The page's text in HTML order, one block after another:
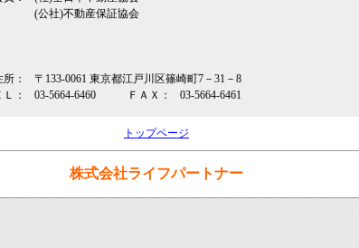
(公社)不動産保証協会
所：
〒133-0061 東京都江戸川区篠崎町7－31－8
Ｌ：
03-5664-6460 ＦＡＸ： 03-5664-6461
トップページ
株式会社ライフパートナー